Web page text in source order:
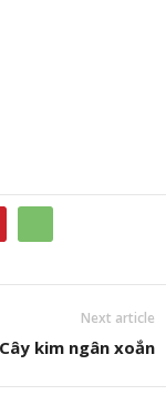
Next article
Cây kim ngân xoắn